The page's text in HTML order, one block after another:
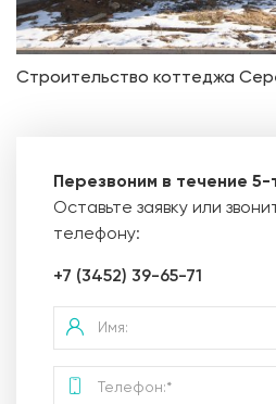
Строительство коттеджа
Перезвоним в течение 5-
Оставьте заявку или
телефону:
+7 (3452) 39-65-71